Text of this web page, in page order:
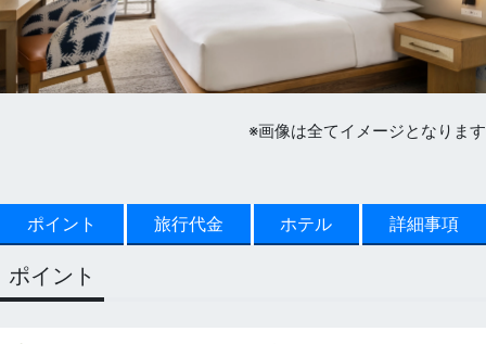
※画像は全てイメージとなります
ポイント 旅行代金 ホテル 詳細事項
ポイント